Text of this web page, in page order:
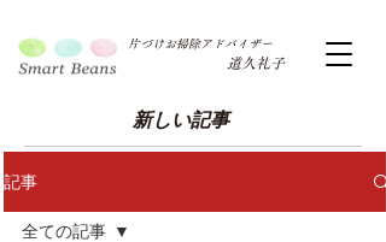
片づけお掃除アドバイザー
道久礼子
新しい記事
記事
全ての記事